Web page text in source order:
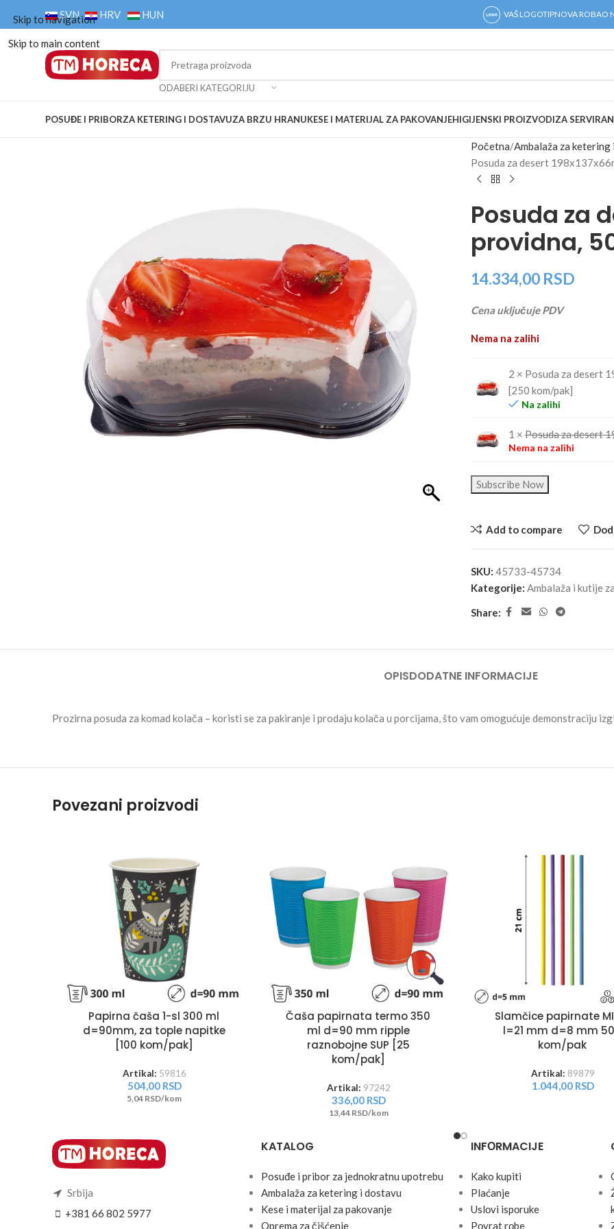
Skip to navigation
Skip to main content
SVN HRV HUN VAŠ LOGOTIPNOVA ROBAO
ODABERI KATEGORIJU
POSUĐE I PRIBORZA KETERING I DOSTAVUZA BRZU HRANUKESE I MATERIJAL ZA PAKOVANJEHIGIJENSKI PROIZVODIZA
Početna Ambalaža za ketering
Posuda za desert
Posuda za
providna,
14.334,00 RSD
Cena uključuje PDV
Nema na zalihi
2 × Posuda za desert
[250 kom/pak]
Na zalihi
1 × Posuda za desert
Nema na zalihi
Subscribe Now
Add to compare
SKU: 45733-45734
Kategorije: Ambalaža i kutije
Share:
OPISDODATNE INFORMACIJE
Prozirna posuda za komad kolača – koristi se za pakiranje i prodaju kolača u porcijama, što vam omogućuje demonstraciju
Povezani proizvodi
Papirna čaša 1-sl 300 ml
d=90mm, za tople napitke
[100 kom/pak]
Artikal: 59816
504,00 RSD
5,04 RSD/kom
Čaša papirnata termo 350
ml d=90 mm ripple
raznobojne SUP [25
kom/pak]
Artikal: 97242
336,00 RSD
13,44 RSD/kom
Slamčice papirnate
l=21 mm d=8 mm
kom/pak
Artikal: 89879
1.044,00 RSD
Srbija
+381 66 802 5977
KATALOG
Posuđe i pribor za jednokratnu upotrebu
Ambalaža za ketering i dostavu
Kese i materijal za pakovanje
Oprema za čišćenje
INFОRMACIJE
Kako kupiti
Plaćanje
Uslоvi ispоruke
Pоvrat rоbe